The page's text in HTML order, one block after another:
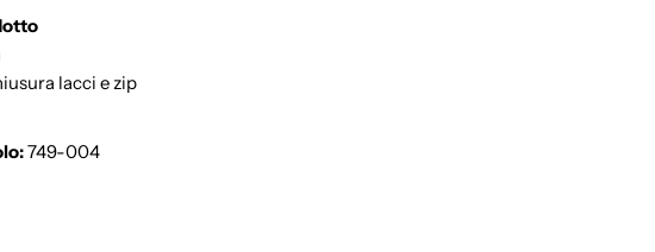
lacci e zip
749-004